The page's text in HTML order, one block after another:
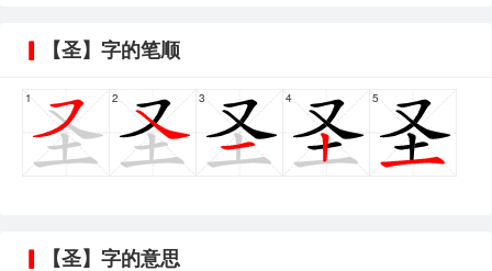
【圣】字的笔顺
1 2 3 4 5
【圣】字的意思